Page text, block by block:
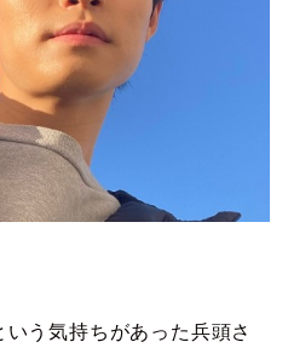
う気持ちがあった兵頭さ